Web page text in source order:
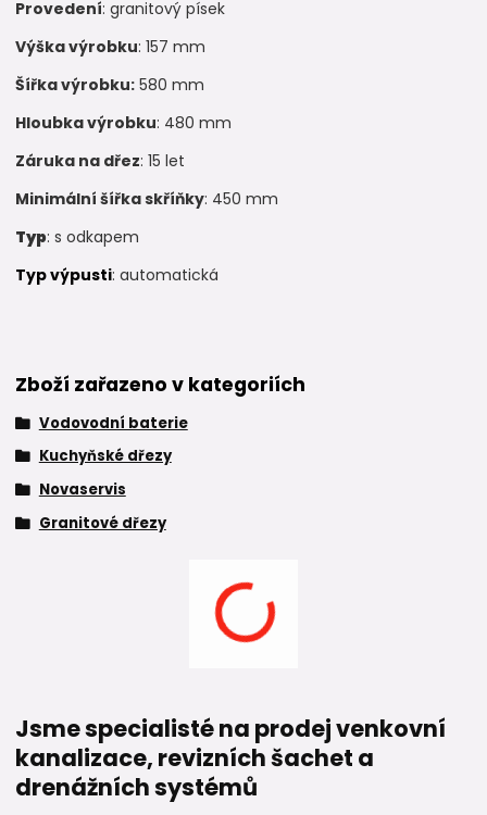
Provedení: granitový písek
Výška výrobku: 157 mm
Šířka výrobku: 580 mm
Hloubka výrobku: 480 mm
Záruka na dřez: 15 let
Minimální šířka skříňky: 450 mm
Typ: s odkapem
Typ výpusti: automatická
Zboží zařazeno v kategoriích
Vodovodní baterie
Kuchyňské dřezy
Novaservis
Granitové dřezy
Jsme specialisté na prodej venkovní
kanalizace, revizních šachet a
drenážních systémů